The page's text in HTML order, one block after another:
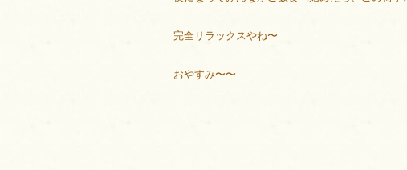
完全リラックスやね〜
おやすみ〜〜